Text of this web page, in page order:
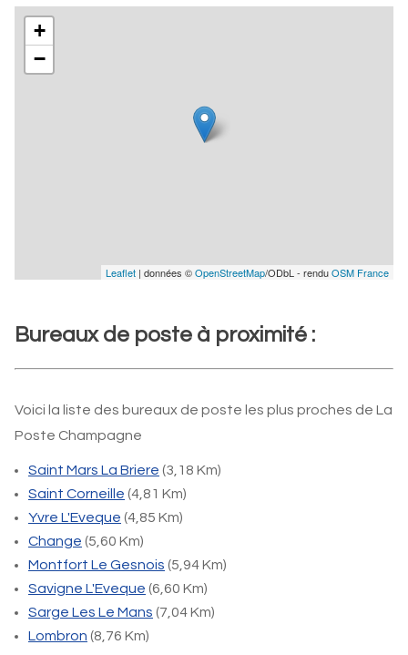
+
−
Leaflet | données ©OpenStreetMap/ODbL - renduOSM France
Bureaux de poste à proximité :
Voici la liste des bureaux de poste les plus proches de La
Poste Champagne
Saint Mars La Briere (3,18 Km)
Saint Corneille (4,81 Km)
Yvre L'Eveque (4,85 Km)
Change (5,60 Km)
Montfort Le Gesnois (5,94 Km)
Savigne L'Eveque (6,60 Km)
Sarge Les Le Mans (7,04 Km)
Lombron (8,76 Km)